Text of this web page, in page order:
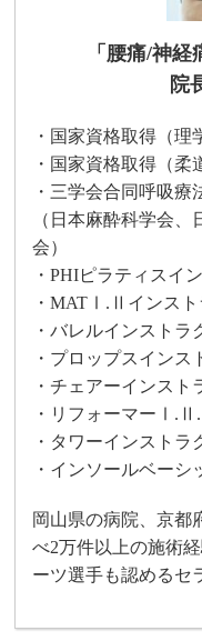
「腰痛/神
院
・国家資格取得（理
・国家資格取得（柔
・三学会合同呼吸療
（日本麻酔科学会
会）
・PHIピラティスイ
・MATⅠ.Ⅱインスト
・バレルインストラ
・プロップスインス
・チェアーインスト
・リフォーマー
・タワーインストラ
・インソールベーシ
岡山県の病院、京都
べ2万件以上の施術
ーツ選手も認めるセ